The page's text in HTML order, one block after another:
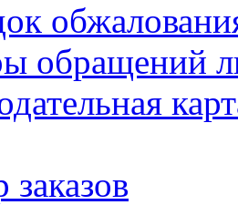
обращений
заказов